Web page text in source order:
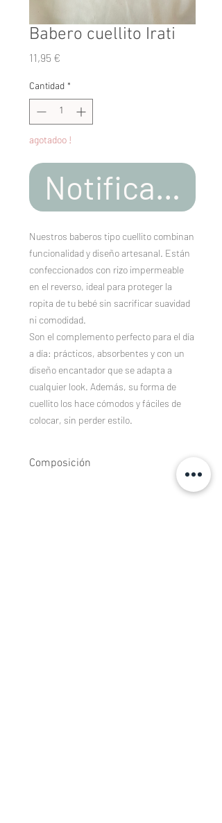
Babero cuellito Irati
11,95 €
Cantidad *
agotadoo !
Notificar al
Nuestros baberos tipo cuellito combinan
funcionalidad y diseño artesanal. Están
confeccionados con rizo impermeable
en el reverso, ideal para proteger la
ropita de tu bebé sin sacrificar suavidad
ni comodidad.
Son el complemento perfecto para el día
a día: prácticos, absorbentes y con un
diseño encantador que se adapta a
cualquier look. Además, su forma de
cuellito los hace cómodos y fáciles de
colocar, sin perder estilo.
Composición
Tejidos estampados de algodón 100%